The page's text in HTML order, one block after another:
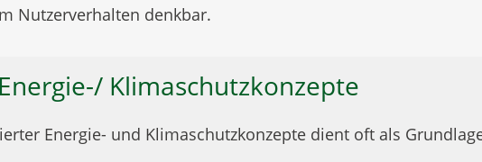
Nutzerverhalten denkbar.
Klimaschutzkonzepte
Energie- und Klimaschutzkonzepte dient oft als